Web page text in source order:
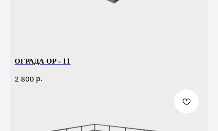
ОГРАДА ОР - 11
2 800 р.